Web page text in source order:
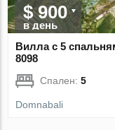
$ 900
в день
Вилла с 5
8098
Спален:5
Domnabali